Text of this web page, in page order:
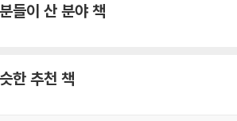
들이 산 분야 책
한 추천 책